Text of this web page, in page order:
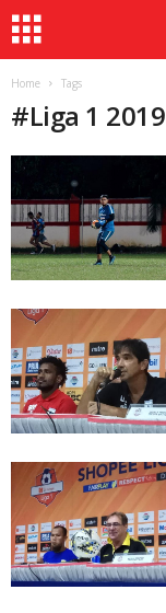
Home Tags
#Liga 1 2019